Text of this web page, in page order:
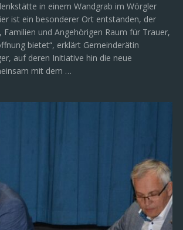
in einem Wandgrab im Wörgler
ist ein besonderer Ort entstanden, der
Familien und Angehörigen Raum für Trauer,
bietet“, erklärt Gemeinderätin
auf deren Initiative hin die neue
mit dem …